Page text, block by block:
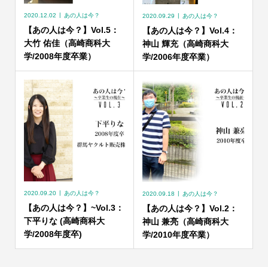
2020.12.02 あの人は今？
【あの人は今？】Vol.5：
大竹 佑佳（高崎商科大
学/2008年度卒業）
2020.09.29 あの人は今？
【あの人は今？】Vol.4：
神山 輝充（高崎商科大
学/2006年度卒業）
2020.09.20 あの人は今？
【あの人は今？】~Vol.3：
下平りな (高崎商科大
学/2008年度卒)
2020.09.18 あの人は今？
【あの人は今？】Vol.2：
神山 兼亮（高崎商科大
学/2010年度卒業）